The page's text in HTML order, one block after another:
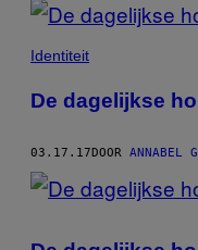
Identiteit
De dagelijkse
03.17.17DOOR ANNABEL